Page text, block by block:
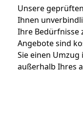
Unsere
Ihnen
Ihre Bedürfnisse
Angebote sind
Sie einen
außerhalb Ihres